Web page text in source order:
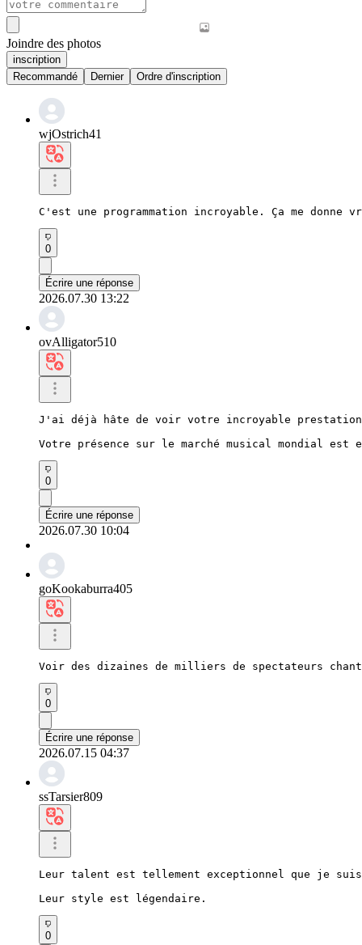
Joindre des photos
inscription
Recommandé
Dernier Ordre d'inscription
wjOstrich41
C'est une programmation incroyable. Ça me
0
Écrire une réponse
2026.07.30 13:22
ovAlligator510
J'ai déjà hâte de voir votre incroyable
Votre présence sur le marché musical mondial est
0
Écrire une réponse
2026.07.30 10:04
goKookaburra405
Voir des dizaines de milliers de spectateurs
0
Écrire une réponse
2026.07.15 04:37
ssTarsier809
Leur talent est tellement exceptionnel que je
Leur style est légendaire.
0